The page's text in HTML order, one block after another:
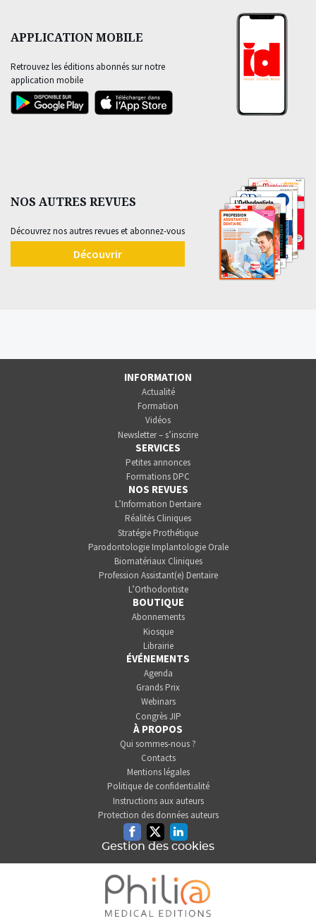
APPLICATION MOBILE
Retrouvez les éditions abonnés sur notre
application mobile
NOS AUTRES REVUES
Découvrez nos autres revues et abonnez-vous
Découvrir
INFORMATION
Actualité
Formation
Vidéos
Newsletter – s’inscrire
SERVICES
Petites annonces
Formations DPC
NOS REVUES
L’Information Dentaire
Réalités Cliniques
Stratégie Prothétique
Parodontologie Implantologie Orale
Biomatériaux Cliniques
Profession Assistant(e) Dentaire
L’Orthodontiste
BOUTIQUE
Abonnements
Kiosque
Librairie
ÉVÉNEMENTS
Agenda
Grands Prix
Webinars
Congrès JIP
À PROPOS
Qui sommes-nous ?
Contacts
Mentions légales
Politique de confidentialité
Instructions aux auteurs
Protection des données auteurs
FacebookTwitterLinkedin
Gestion des cookies